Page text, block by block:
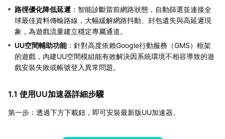
路徑優化降低延遲 ：智能診斷當前網路狀態，自動篩選並連接全
球最佳資料傳輸路線，大幅緩解網路抖動、封包遺失與高延遲現
象，為遊戲流量建立穩定專屬通道。
UU空間輔助功能：針對高度依賴Google行動服務（GMS）框架
的遊戲，內建UU空間模組能有效解決因系統環境不相容導致的遊
戲安裝失敗或帳號登入異常問題。
1.1 使用UU加速器詳細步驟
第一步：透過下方下載鈕，即可安裝最新版UU加速器。